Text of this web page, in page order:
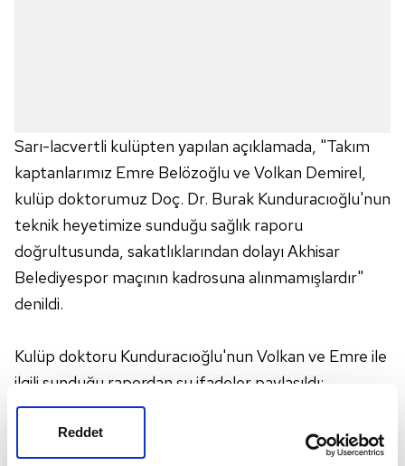
Reddet
Sarı-lacvertli kulüpten yapılan açıklamada, "Takım
kaptanlarımız Emre Belözoğlu ve Volkan Demirel,
kulüp doktorumuz Doç. Dr. Burak Kunduracıoğlu'nun
teknik heyetimize sunduğu sağlık raporu
doğrultusunda, sakatlıklarından dolayı Akhisar
Belediyespor maçının kadrosuna alınmamışlardır"
denildi.
Kulüp doktoru Kunduracıoğlu'nun Volkan ve Emre ile
ilgili sunduğu rapordan şu ifadeler paylaşıldı:
"Emre Belözoğlu, antrenmanda sol bacak arka üst
adalesinde ağrı hissetmesi üzerine çalışmayı